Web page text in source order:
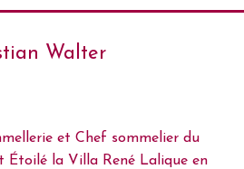
Walter
et Chef sommelier du
Étoilé la Villa René Lalique en